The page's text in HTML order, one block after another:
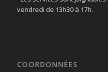
vendredi de 13h30 à 17h.
COORDONNÉES